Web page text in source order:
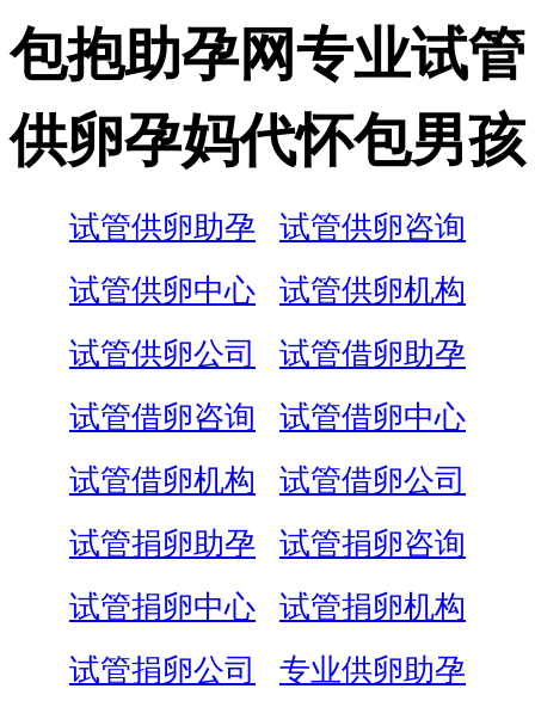
包抱助孕网专业试管
供卵孕妈代怀包男孩
试管供卵助孕
试管供卵咨询
试管供卵中心
试管供卵机构
试管供卵公司
试管借卵助孕
试管借卵咨询
试管借卵中心
试管借卵机构
试管借卵公司
试管捐卵助孕
试管捐卵咨询
试管捐卵中心
试管捐卵机构
试管捐卵公司
专业供卵助孕